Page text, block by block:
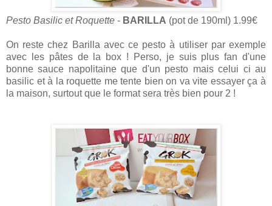
Pesto Basilic et Roquette - BARILLA (pot de 190ml) 1.99€
On reste chez Barilla avec ce pesto à utiliser par exemple
avec les pâtes de la box ! Perso, je suis plus fan d'une
bonne sauce napolitaine que d'un pesto mais celui ci au
basilic et à la roquette me tente bien on va vite essayer ça à
la maison, surtout que le format sera très bien pour 2 !